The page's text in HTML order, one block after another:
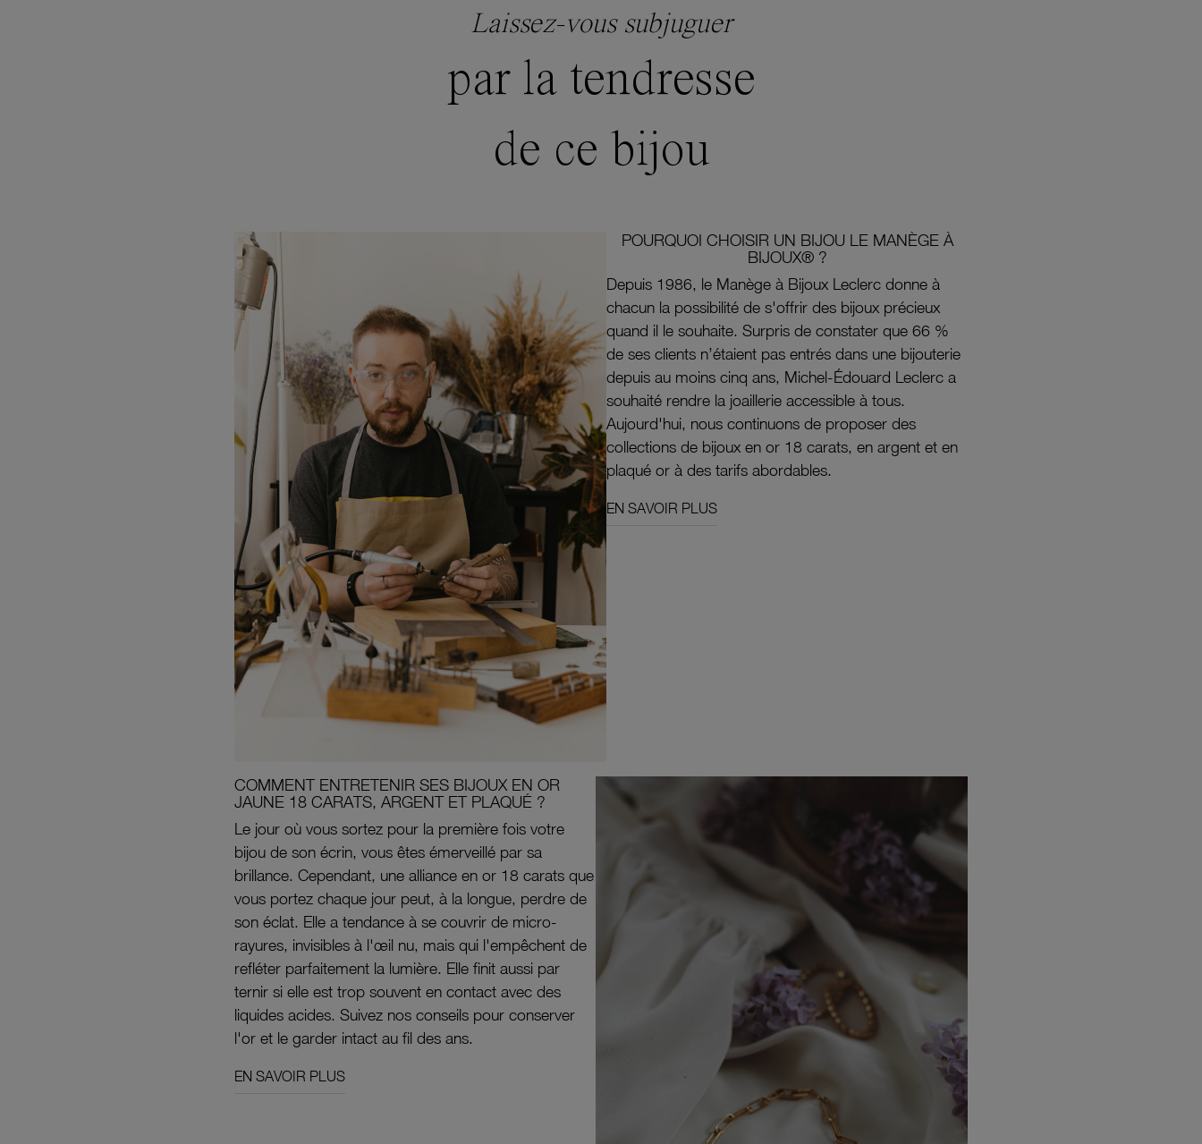
Laissez-vous subjuguer
par la tendresse
de ce bijou
POURQUOI CHOISIR UN BIJOU LE MANÈGE À
BIJOUX® ?
Depuis 1986, le Manège à Bijoux Leclerc donne à
chacun la possibilité de s'offrir des bijoux précieux
quand il le souhaite. Surpris de constater que 66 %
de ses clients n’étaient pas entrés dans une bijouterie
depuis au moins cinq ans, Michel-Édouard Leclerc a
souhaité rendre la joaillerie accessible à tous.
Aujourd'hui, nous continuons de proposer des
collections de bijoux en or 18 carats, en argent et en
plaqué or à des tarifs abordables.
EN SAVOIR PLUS
COMMENT ENTRETENIR SES BIJOUX EN OR
JAUNE 18 CARATS, ARGENT ET PLAQUÉ ?
Le jour où vous sortez pour la première fois votre
bijou de son écrin, vous êtes émerveillé par sa
brillance. Cependant, une alliance en or 18 carats que
vous portez chaque jour peut, à la longue, perdre de
son éclat. Elle a tendance à se couvrir de micro-
rayures, invisibles à l'œil nu, mais qui l'empêchent de
refléter parfaitement la lumière. Elle finit aussi par
ternir si elle est trop souvent en contact avec des
liquides acides. Suivez nos conseils pour conserver
l'or et le garder intact au fil des ans.
EN SAVOIR PLUS